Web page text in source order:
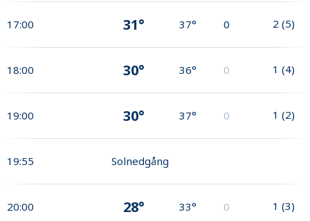
17:00 31° 37° 0 2 (5)
18:00 30° 36° 0 1 (4)
19:00 30° 37° 0 1 (2)
19:55 Solnedgång
20:00 28° 33° 0 1 (3)